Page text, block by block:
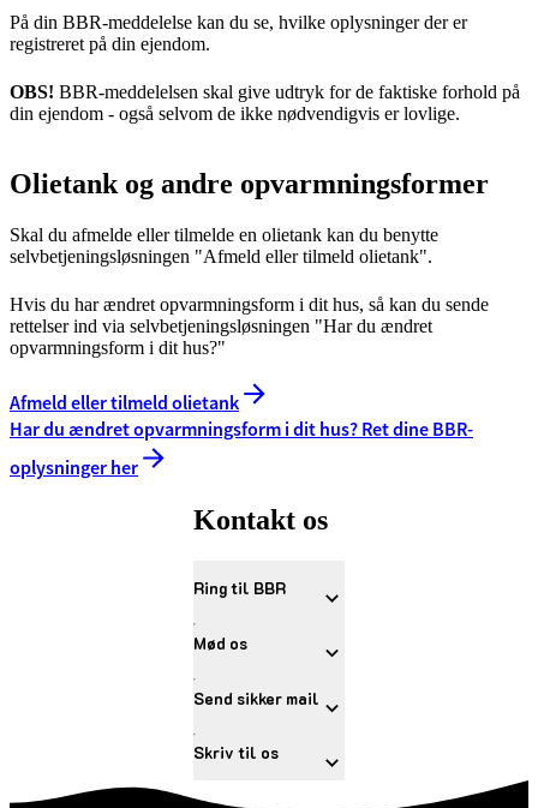
På din BBR-meddelelse kan du se, hvilke oplysninger der er
registreret på din ejendom.
OBS! BBR-meddelelsen skal give udtryk for de faktiske forhold på
din ejendom - også selvom de ikke nødvendigvis er lovlige.
Olietank og andre opvarmningsformer
Skal du afmelde eller tilmelde en olietank kan du benytte
selvbetjeningsløsningen "Afmeld eller tilmeld olietank".
Hvis du har ændret opvarmningsform i dit hus, så kan du sende
rettelser ind via selvbetjeningsløsningen "Har du ændret
opvarmningsform i dit hus?"
Afmeld eller tilmeld olietank
Har du ændret opvarmningsform i dit hus? Ret dine BBR-
oplysninger her
Kontakt os
Ring til BBR
Mød os
Send sikker mail
Skriv til os